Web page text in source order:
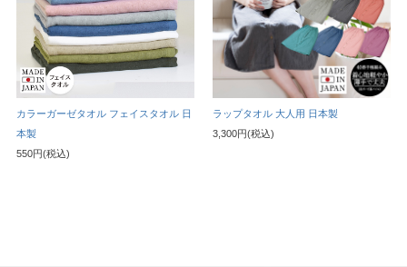
カラーガーゼタオル フェイスタオル 日
本製
550円(税込)
ラップタオル 大人用 日本製
3,300円(税込)